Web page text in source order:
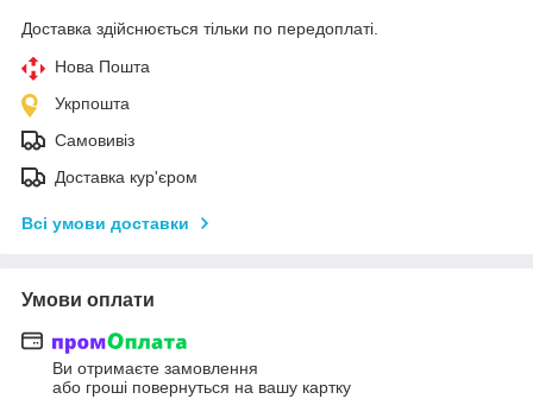
Доставка здійснюється тільки по передоплаті.
Нова Пошта
Укрпошта
Самовивіз
Доставка кур'єром
Всі умови доставки
Умови оплати
Ви отримаєте замовлення
або гроші повернуться на вашу картку